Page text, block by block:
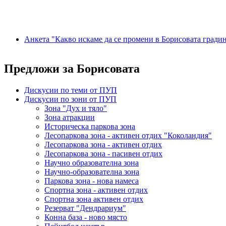
Анкета "Какво искаме да се промени в Борисовата
Предложи за Борисовата
Дискусии по теми от ПУП
Дискусии по зони от ПУП
Зона "Дух и тяло"
Зона атракции
Историческа паркова зона
Лесопаркова зона - активен отдих "Коколандия"
Лесопаркова зона - активен отдих
Лесопаркова зона - пасивен отдих
Научно образователна зона
Научно-образователна зона
Паркова зона - нова намеса
Спортна зона - активен отдих
Спортна зона активен отдих
Резерват "Дендрариум"
Конна база - ново място